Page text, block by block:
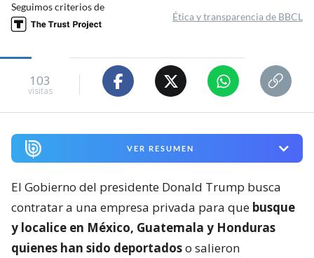
Seguimos criterios de
Ética y transparencia de BBCL
103
visitas
VER RESUMEN
El Gobierno del presidente Donald Trump busca
contratar a una empresa privada para que busque
y localice en México, Guatemala y Honduras
quienes han sido deportadoso salieron